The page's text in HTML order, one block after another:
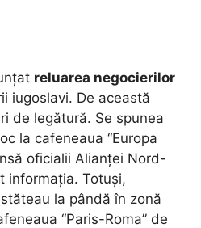
reluarea negocierilor
iugoslavi. De această
de legătură. Se spunea
la cafeneaua “Europa
oficialii Alianței Nord-
informația. Totuși,
la pândă în zonă
“Paris-Roma” de